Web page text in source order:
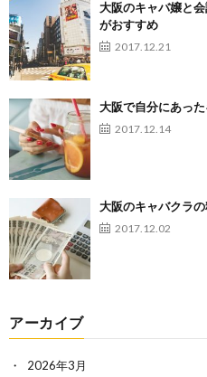
大阪のキャバ嬢と
がおすすめ
2017.12.21
大阪で自分にあっ
2017.12.14
大阪のキャバクラ
2017.12.02
アーカイブ
2026年3月